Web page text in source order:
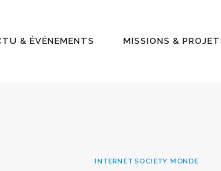
& ÉVÉNEMENTS MISSIONS &
INTERNET SOCIETY MONDE
ÉVÉNEMENT